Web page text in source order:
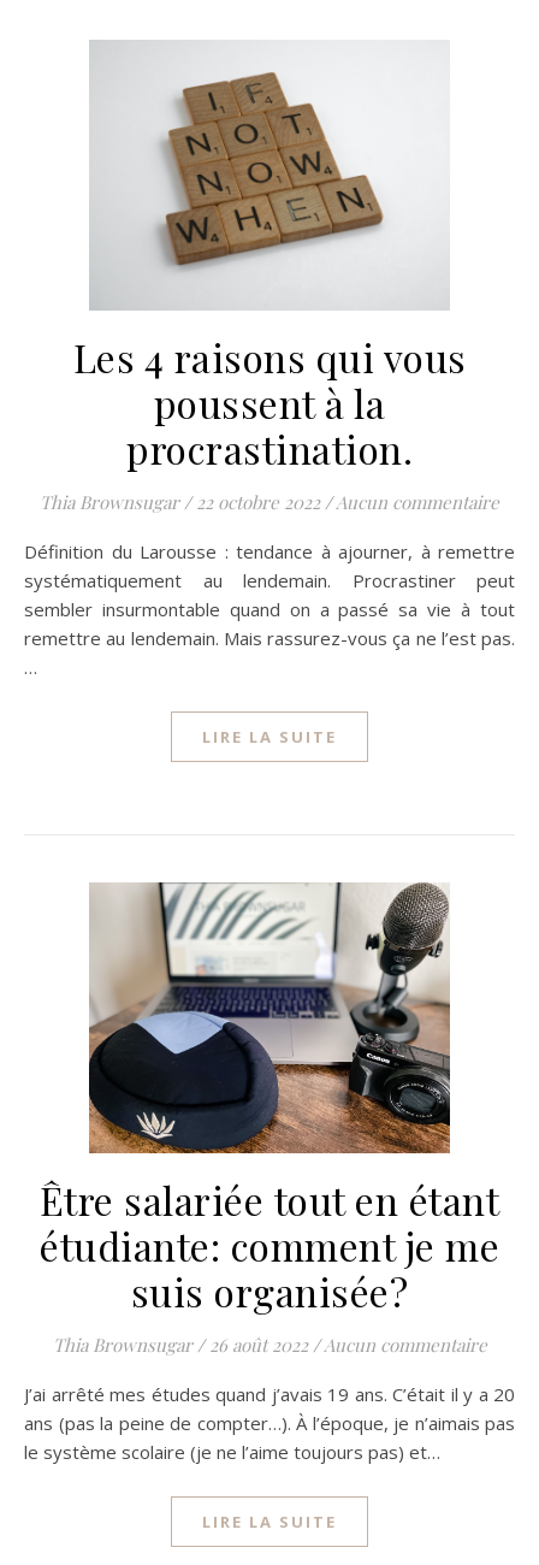
Les 4 raisons qui vous
poussent à la
procrastination.
Thia Brownsugar / 22 octobre 2022 / Aucun commentaire
Définition du Larousse : tendance à ajourner, à remettre
systématiquement au lendemain. Procrastiner peut
sembler insurmontable quand on a passé sa vie à tout
remettre au lendemain. Mais rassurez-vous ça ne l’est pas.
…
LIRE LA SUITE
Être salariée tout en étant
étudiante: comment je me
suis organisée?
Thia Brownsugar / 26 août 2022 / Aucun commentaire
J’ai arrêté mes études quand j’avais 19 ans. C’était il y a 20
ans (pas la peine de compter…). À l’époque, je n’aimais pas
le système scolaire (je ne l’aime toujours pas) et…
LIRE LA SUITE